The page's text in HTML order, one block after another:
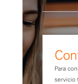
Para
servicio